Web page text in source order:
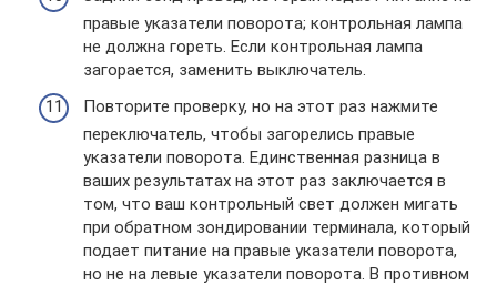
правые указатели поворота; контрольная лампа
не должна гореть. Если контрольная лампа
загорается, заменить выключатель.
Повторите проверку, но на этот раз нажмите
переключатель, чтобы загорелись правые
указатели поворота. Единственная разница в
ваших результатах на этот раз заключается в
том, что ваш контрольный свет должен мигать
при обратном зондировании терминала, который
подает питание на правые указатели поворота,
но не на левые указатели поворота. В противном